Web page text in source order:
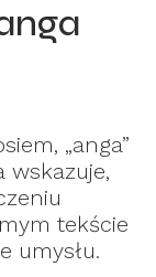
„anga”
wskazuje,
tekście
umysłu.